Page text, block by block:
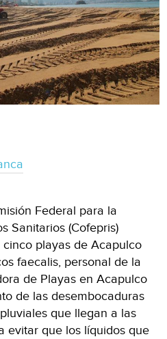
Federal para la
Sanitarios (Cofepris)
playas de Acapulco
faecalis, personal de la
de Playas en Acapulco
de las desembocaduras
que llegan a las
evitar que los líquidos que